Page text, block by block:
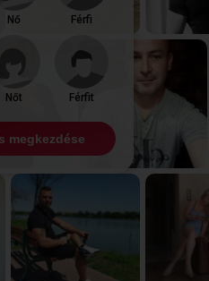
Nő Férfi
Nőt Férfit
megkezdése